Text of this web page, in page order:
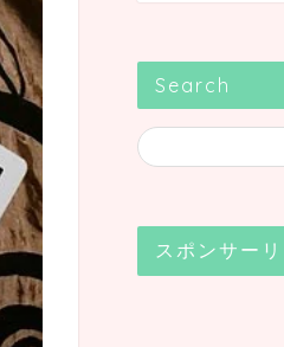
Search
スポンサーリ